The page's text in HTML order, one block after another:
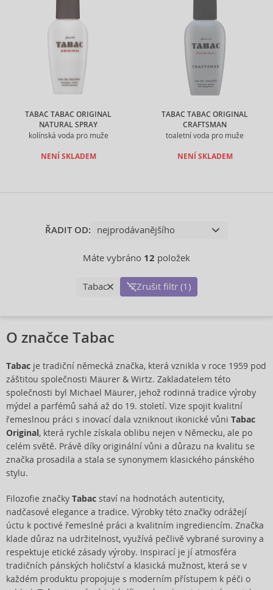
TABAC TABAC ORIGINAL
NATURAL SPRAY
kolínská voda pro muže
NENÍ SKLADEM
TABAC TABAC ORIGINAL
CRAFTSMAN
toaletní voda pro muže
NENÍ SKLADEM
ŘADIT OD:
Máte vybráno 12 položek
Tabac Zrušit filtr (1)
O značce Tabac
Tabac je tradiční německá značka, která vznikla v roce 1959 pod
záštitou společnosti Mäurer & Wirtz. Zakladatelem této
společnosti byl Michael Mäurer, jehož rodinná tradice výroby
mýdel a parfémů sahá až do 19. století. Vize spojit kvalitní
řemeslnou práci s inovací dala vzniknout ikonické vůni Tabac
Original, která rychle získala oblibu nejen v Německu, ale po
celém světě. Právě díky originální vůni a důrazu na kvalitu se
značka prosadila a stala se synonymem klasického pánského
stylu.
Filozofie značky Tabac staví na hodnotách autenticity,
nadčasové elegance a tradice. Výrobky této značky odrážejí
úctu k poctivé řemeslné práci a kvalitním ingrediencím. Značka
klade důraz na udržitelnost, využívá pečlivě vybrané suroviny a
respektuje etické zásady výroby. Inspirací je jí atmosféra
tradičních pánských holičství a klasická mužnost, která se v
každém produktu propojuje s moderním přístupem k péči o